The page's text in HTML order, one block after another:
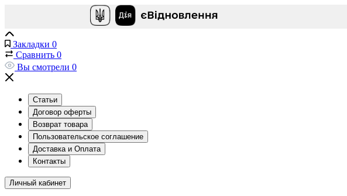
Закладки 0
Сравнить 0
Вы смотрели 0
Статьи
Договор оферты
Возврат товара
Пользовательское соглашение
Доставка и Оплата
Контакты
Личный кабинет